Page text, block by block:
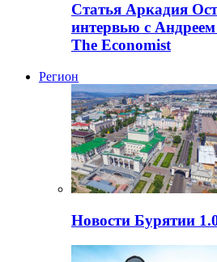
Статья Аркадия
интервью с
The Economist
Регион
Новости Бурятии